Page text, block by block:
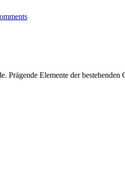
on
E-
Prägende Elemente der